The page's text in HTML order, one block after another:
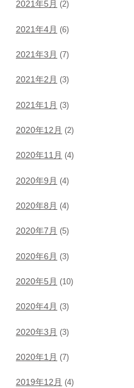
2021年5月 (2)
2021年4月 (6)
2021年3月 (7)
2021年2月 (3)
2021年1月 (3)
2020年12月 (2)
2020年11月 (4)
2020年9月 (4)
2020年8月 (4)
2020年7月 (5)
2020年6月 (3)
2020年5月 (10)
2020年4月 (3)
2020年3月 (3)
2020年1月 (7)
2019年12月 (4)